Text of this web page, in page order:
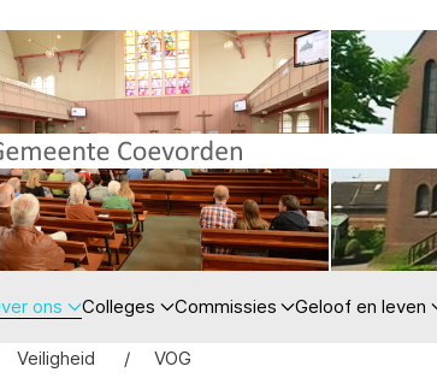
ons Colleges Commissies Geloof en leven
Veiligheid VOG